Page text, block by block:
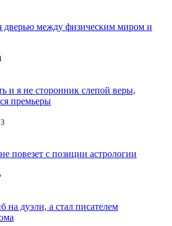
дверью между физическим миром и
и я не сторонник слепой веры,
премьеры
повезет с позиции астрологии
дуэли, а стал писателем